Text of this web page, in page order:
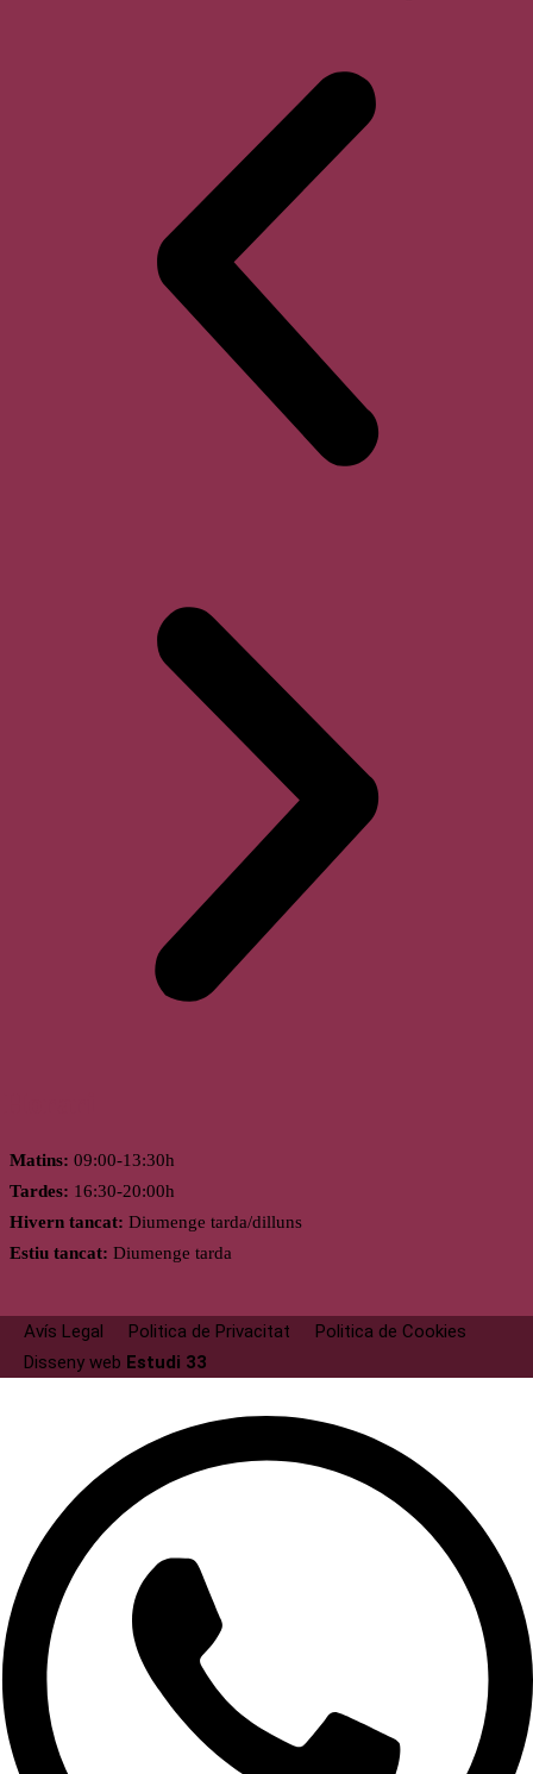
Matins: 09:00-13:30h
Tardes: 16:30-20:00h
Hivern tancat: Diumenge tarda/dilluns
Estiu tancat: Diumenge tarda
Avís Legal Politica de Privacitat
Politica de Cookies
Disseny web Estudi 33